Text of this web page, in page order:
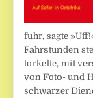
fuhr, sagte
Fahrstunden
torkelte, mit
von Foto- und
schwarzer